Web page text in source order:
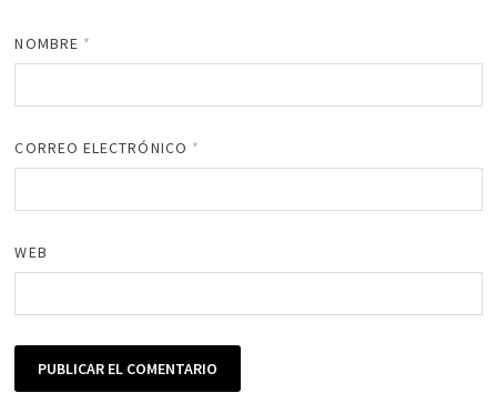
NOMBRE *
CORREO ELECTRÓNICO *
WEB